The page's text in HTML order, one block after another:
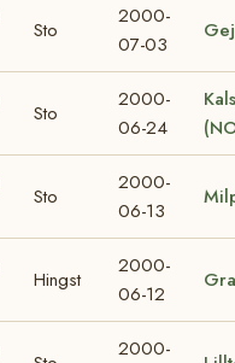
Sto
2000-
07-03
Sto
2000-
06-24
Sto
2000-
06-13
Hingst
2000-
06-12
2000-